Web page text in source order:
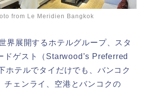
from Le Meridien Bangkok
界展開するホテルグループ、スタ
ドゲスト（Starwood’s Preferred
ホテルでタイだけでも、バンコク
チェンライ、空港とバンコクの